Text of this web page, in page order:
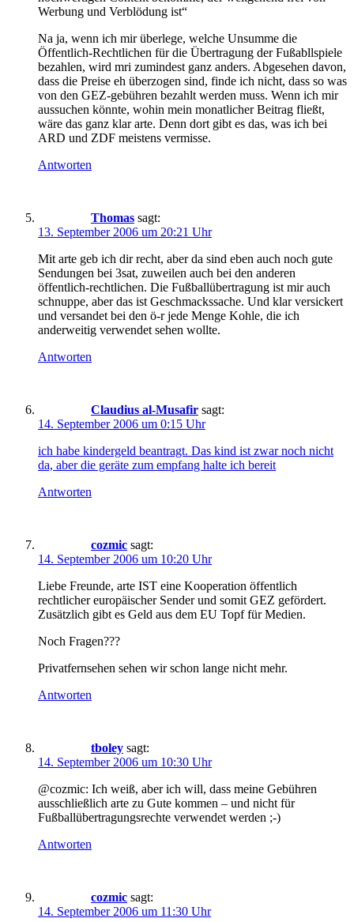
Werbung und Verblödung ist“
Na ja, wenn ich mir überlege, welche Unsumme die
Öffentlich-Rechtlichen für die Übertragung der Fußabllspiele
bezahlen, wird mri zumindest ganz anders. Abgesehen davon,
dass die Preise eh überzogen sind, finde ich nicht, dass so was
von den GEZ-gebühren bezahlt werden muss. Wenn ich mir
aussuchen könnte, wohin mein monatlicher Beitrag fließt,
wäre das ganz klar arte. Denn dort gibt es das, was ich bei
ARD und ZDF meistens vermisse.
Antworten
Thomas sagt:
13. September 2006 um 20:21 Uhr
Mit arte geb ich dir recht, aber da sind eben auch noch gute
Sendungen bei 3sat, zuweilen auch bei den anderen
öffentlich-rechtlichen. Die Fußballübertragung ist mir auch
schnuppe, aber das ist Geschmackssache. Und klar versickert
und versandet bei den ö-r jede Menge Kohle, die ich
anderweitig verwendet sehen wollte.
Antworten
Claudius al-Musafir sagt:
14. September 2006 um 0:15 Uhr
ich habe kindergeld beantragt. Das kind ist zwar noch nicht
da, aber die geräte zum empfang halte ich bereit
Antworten
cozmic sagt:
14. September 2006 um 10:20 Uhr
Liebe Freunde, arte IST eine Kooperation öffentlich
rechtlicher europäischer Sender und somit GEZ gefördert.
Zusätzlich gibt es Geld aus dem EU Topf für Medien.
Noch Fragen???
Privatfernsehen sehen wir schon lange nicht mehr.
Antworten
tboley sagt:
14. September 2006 um 10:30 Uhr
@cozmic: Ich weiß, aber ich will, dass meine Gebühren
ausschließlich arte zu Gute kommen – und nicht für
Fußballübertragungsrechte verwendet werden ;-)
Antworten
cozmic sagt:
14. September 2006 um 11:30 Uhr